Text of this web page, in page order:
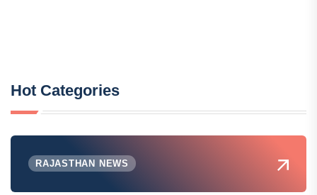
Hot Categories
RAJASTHAN NEWS